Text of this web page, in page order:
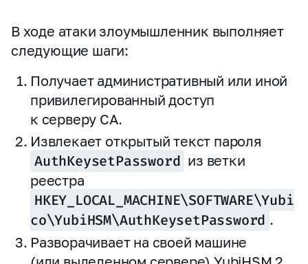
В ходе атаки злоумышленник выполняет
следующие шаги:
Получает административный или иной
привилегированный доступ
к серверу CA.
Извлекает открытый текст пароля
AuthKeysetPassword из ветки
реестра
HKEY_LOCAL_MACHINE\SOFTWARE\Yubi
co\YubiHSM\AuthKeysetPassword .
Разворачивает на своей машине